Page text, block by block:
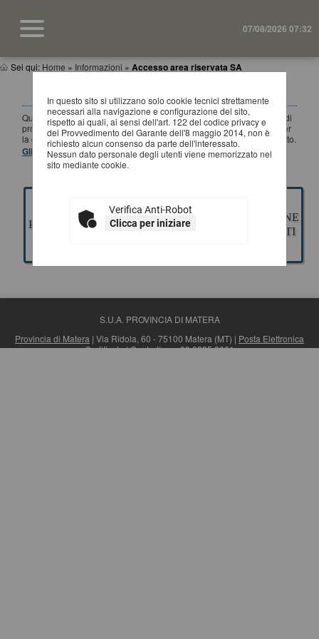
07/08/2026 07:32
Sei qui: Home » Informazioni » Accesso area riservata SA
In questo sito si utilizzano solo cookie tecnici strettamente
necessari alla navigazione e configurazione del sito,
rispetto ai quali, ai sensi dell'art. 122 del codice privacy e
del Provvedimento del Garante dell'8 maggio 2014, non è
richiesto alcun consenso da parte dell'interessato.
Nessun dato personale degli utenti viene memorizzato nel
sito mediante cookie.
Verifica Anti-Robot
Clicca per iniziare
ACCESSO AREA RISERVATA SA
Questa sezione è dedicata agli applicativi per la gestione della fase di
progettazione di un appalto pubblico di Lavori, Servizi e Forniture, per
la gestione della fase a evidenza pubblica ed esecuzione del contratto.
Gli applicativi presenti sono ad uso esclusivo dell'Ente.
PROGETTAZIONE
GESTIONE
ESECUZIONE
CONTRATTI
S.U.A. PROVINCIA DI MATERA
Provincia di Matera | Via Ridola, 60 - 75100 Matera (MT) | Posta Elettronica
Certificata| Centralino: +39 0835 3061